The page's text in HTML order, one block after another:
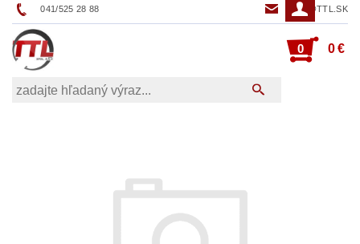
041/525 28 88 TTL@TTL.SK
0 0 €